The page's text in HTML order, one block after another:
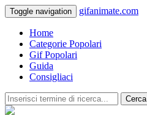
Toggle navigation gifanimate.com
Home
Categorie Popolari
Gif Popolari
Guida
Consigliaci
Cerca